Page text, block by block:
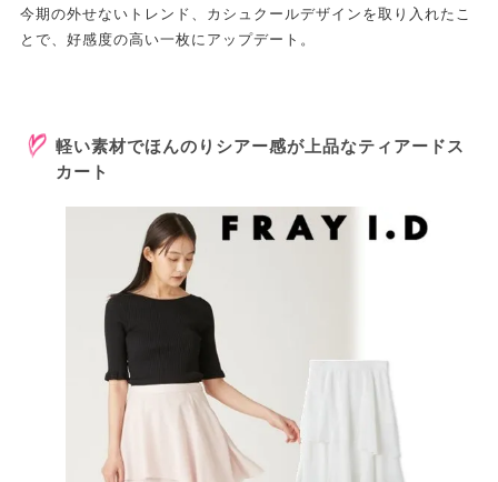
今期の外せないトレンド、カシュクールデザインを取り入れたこ
とで、好感度の高い一枚にアップデート。
軽い素材でほんのりシアー感が上品なティアードス
カート